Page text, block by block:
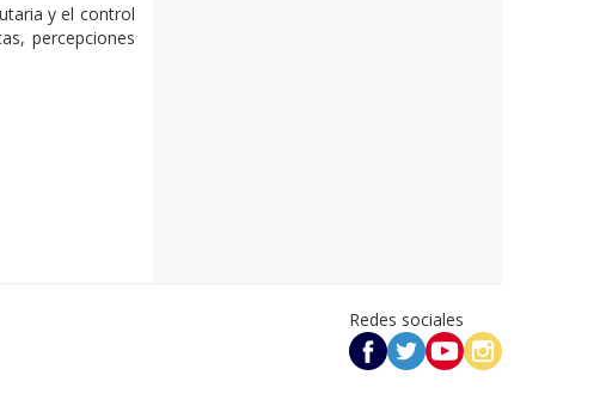
y el control
percepciones
Redes sociales